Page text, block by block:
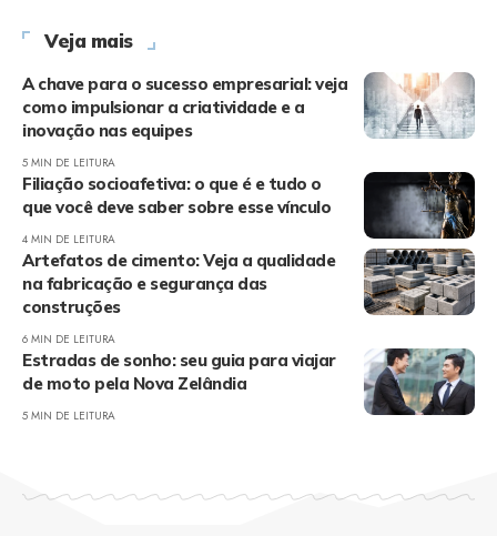
Veja mais
A chave para o sucesso empresarial: veja
como impulsionar a criatividade e a
inovação nas equipes
5 MIN DE LEITURA
Filiação socioafetiva: o que é e tudo o
que você deve saber sobre esse vínculo
4 MIN DE LEITURA
Artefatos de cimento: Veja a qualidade
na fabricação e segurança das
construções
6 MIN DE LEITURA
Estradas de sonho: seu guia para viajar
de moto pela Nova Zelândia
5 MIN DE LEITURA